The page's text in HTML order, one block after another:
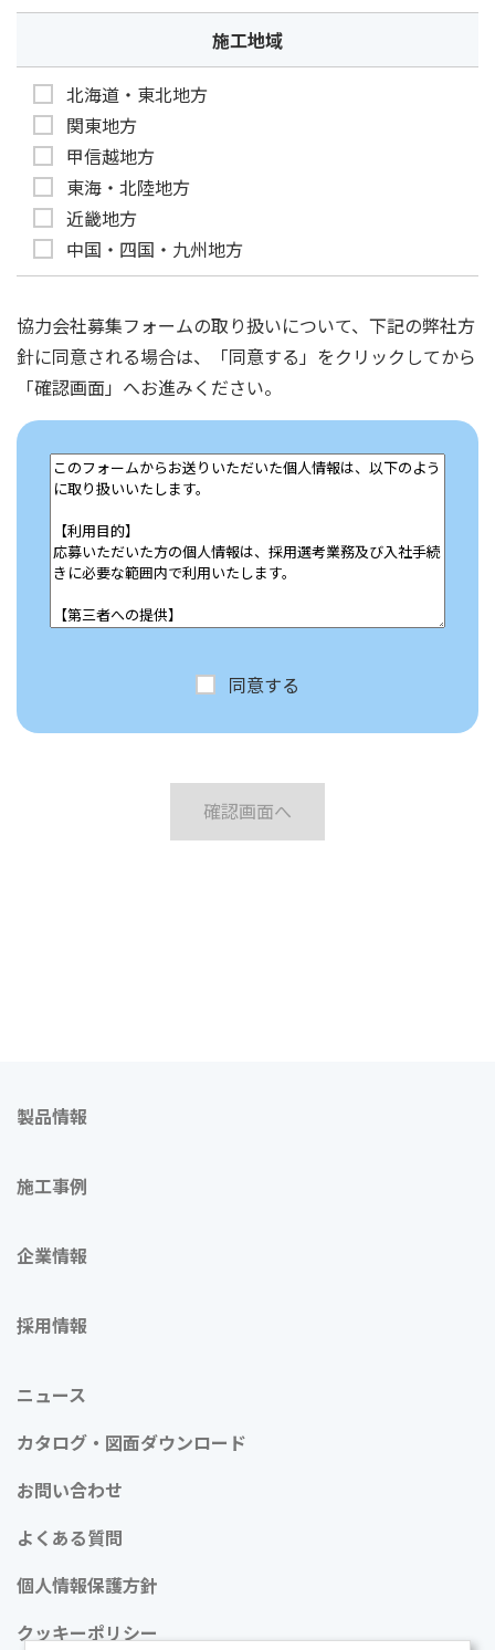
施工地域
北海道・東北地方
関東地方
甲信越地方
東海・北陸地方
近畿地方
中国・四国・九州地方
協力会社募集フォームの取り扱いについて、下記の弊社方
針に同意される場合は、「同意する」をクリックしてから
「確認画面」へお進みください。
同意する
確認画面へ
製品情報
施工事例
企業情報
採用情報
ニュース
カタログ・図面ダウンロード
お問い合わせ
よくある質問
個人情報保護方針
クッキーポリシー